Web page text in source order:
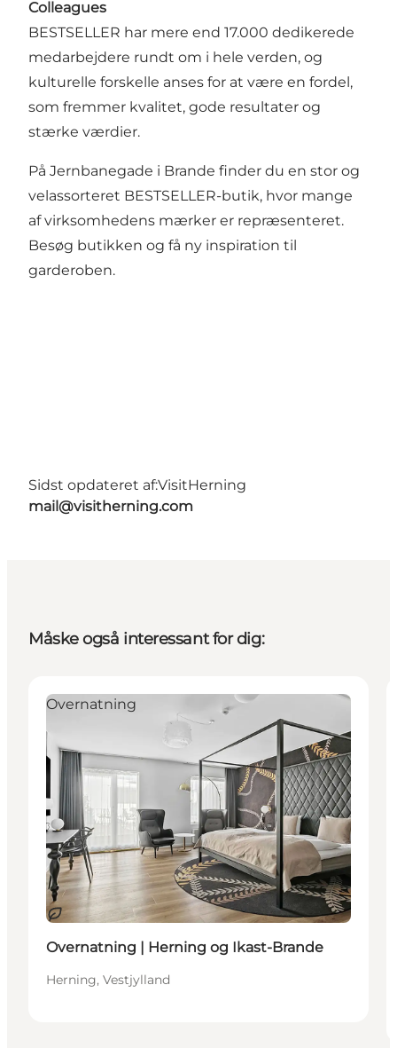
Colleagues
BESTSELLER har mere end 17.000 dedikerede
medarbejdere rundt om i hele verden, og
kulturelle forskelle anses for at være en fordel,
som fremmer kvalitet, gode resultater og
stærke værdier.
På Jernbanegade i Brande finder du en stor og
velassorteret BESTSELLER-butik, hvor mange
af virksomhedens mærker er repræsenteret.
Besøg butikken og få ny inspiration til
garderoben.
Sidst opdateret af:VisitHerning
mail@visitherning.com
Måske også interessant for dig:
Bæredygtige oplevelser
Overnatning
Overnatning | Herning og Ikast-Brande
Herning, Vestjylland